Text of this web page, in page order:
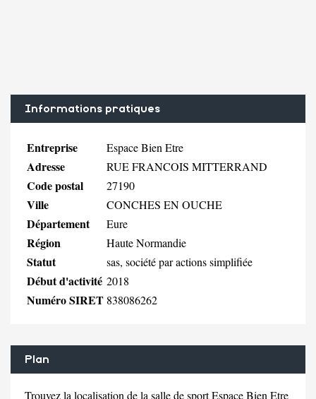
Informations pratiques
Entreprise Espace Bien Etre
Adresse RUE FRANCOIS MITTERRAND
Code postal 27190
Ville CONCHES EN OUCHE
Département Eure
Région Haute Normandie
Statut sas, société par actions simplifiée
Début d'activité 2018
Numéro SIRET 838086262
Plan
Trouvez la localisation de la salle de sport Espace Bien Etre